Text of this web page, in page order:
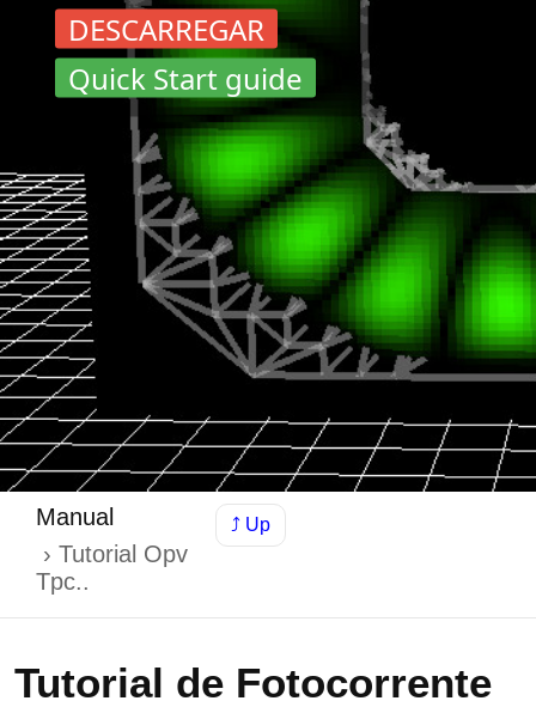
DESCARREGAR
Quick Start guide
Manual
Tutorial Opv
Tpc..
⤴ Up
Tutorial de Fotocorrente